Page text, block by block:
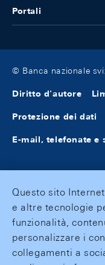
Portali
© Banca nazionale
Diritto d'autore
Protezione dei dati
E-mail, telefonate
Questo sito
e altre tecnologie
funzionalità,
personalizzare i
collegamenti a